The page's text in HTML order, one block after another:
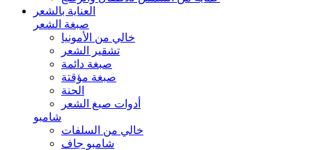
العناية بالشعر
صبغة الشعر
خالي من الأمونيا
تشقير الشعر
صبغة دائمة
صبغة مؤقتة
الحنة
أدوات صبغ الشعر
شامبو
خالي من السلفات
شامبو جاف